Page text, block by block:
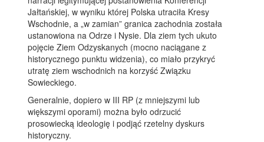
Jałtańskiej, w wyniku której Polska utraciła Kresy
Wschodnie, a „w zamian” granica zachodnia została
ustanowiona na Odrze i Nysie. Dla ziem tych ukuto
pojęcie Ziem Odzyskanych (mocno naciągane z
historycznego punktu widzenia), co miało przykryć
utratę ziem wschodnich na korzyść Związku
Sowieckiego.
Generalnie, dopiero w III RP (z mniejszymi lub
większymi oporami) można było odrzucić
prosowiecką ideologię i podjąć rzetelny dyskurs
historyczny.